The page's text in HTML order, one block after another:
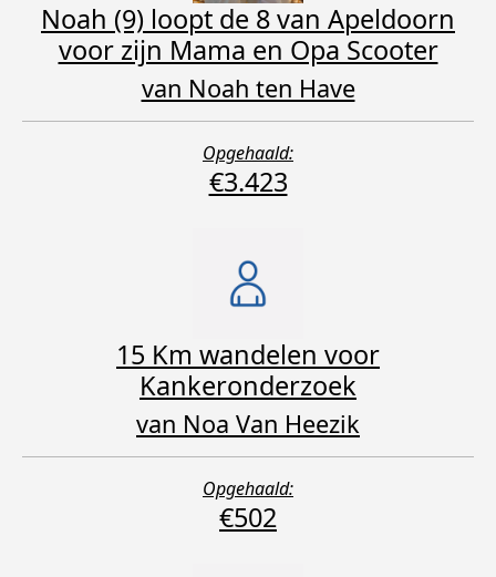
Noah (9) loopt de 8 van Apeldoorn
voor zijn Mama en Opa Scooter
van Noah ten Have
Opgehaald:
€3.423
15 Km wandelen voor
Kankeronderzoek
van Noa Van Heezik
Opgehaald:
€502